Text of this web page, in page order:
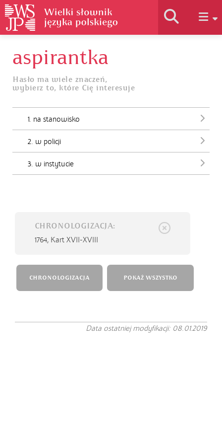
Historia słownika
Jak korzystać
Podstawy naukowe
aspirantka
Hasło ma wiele znaczeń,
wybierz to, które Cię interesuje
1. na stanowisko
2. w policji
3. w instytucie
CHRONOLOGIZACJA:
1764, Kart XVII-XVIII
CHRONOLOGIZACJA POKAŻ WSZYSTKO
Data ostatniej modyfikacji: 08.01.2019